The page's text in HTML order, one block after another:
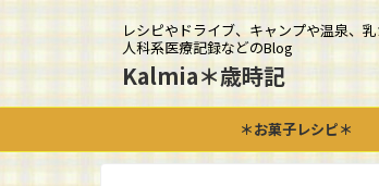
レシピやドライブ、キャンプや温泉、
人科系医療記録などのBlog
Kalmia＊歳時記
＊お菓子レシピ＊